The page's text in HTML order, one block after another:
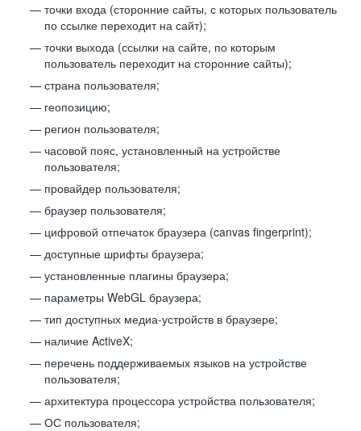
точки входа (сторонние сайты, с которых пользователь
по ссылке переходит на сайт);
точки выхода (ссылки на сайте, по которым
пользователь переходит на сторонние сайты);
страна пользователя;
геопозицию;
регион пользователя;
часовой пояс, установленный на устройстве
пользователя;
провайдер пользователя;
браузер пользователя;
цифровой отпечаток браузера (canvas fingerprint);
доступные шрифты браузера;
установленные плагины браузера;
параметры WebGL браузера;
тип доступных медиа-устройств в браузере;
наличие ActiveX;
перечень поддерживаемых языков на устройстве
пользователя;
архитектура процессора устройства пользователя;
ОС пользователя;